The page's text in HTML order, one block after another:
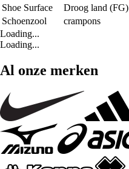
Shoe Surface
Droog land (FG)
Schoenzool
crampons
Loading...
Loading...
Al onze merken